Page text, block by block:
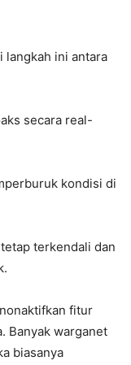
langkah ini antara
secara real-
kondisi di
terkendali dan
fitur
Banyak warganet
biasanya